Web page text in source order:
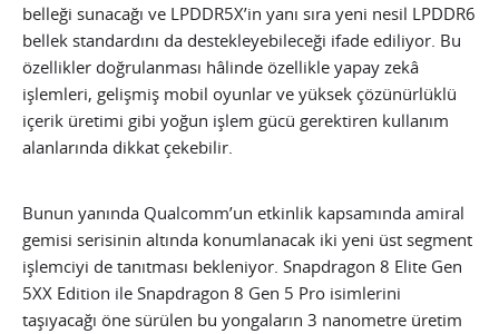
belleği sunacağı ve LPDDR5X’in yanı sıra yeni nesil LPDDR6
bellek standardını da destekleyebileceği ifade ediliyor. Bu
özellikler doğrulanması hâlinde özellikle yapay zekâ
işlemleri, gelişmiş mobil oyunlar ve yüksek çözünürlüklü
içerik üretimi gibi yoğun işlem gücü gerektiren kullanım
alanlarında dikkat çekebilir.
Bunun yanında Qualcomm’un etkinlik kapsamında amiral
gemisi serisinin altında konumlanacak iki yeni üst segment
işlemciyi de tanıtması bekleniyor. Snapdragon 8 Elite Gen
5XX Edition ile Snapdragon 8 Gen 5 Pro isimlerini
taşıyacağı öne sürülen bu yongaların 3 nanometre üretim